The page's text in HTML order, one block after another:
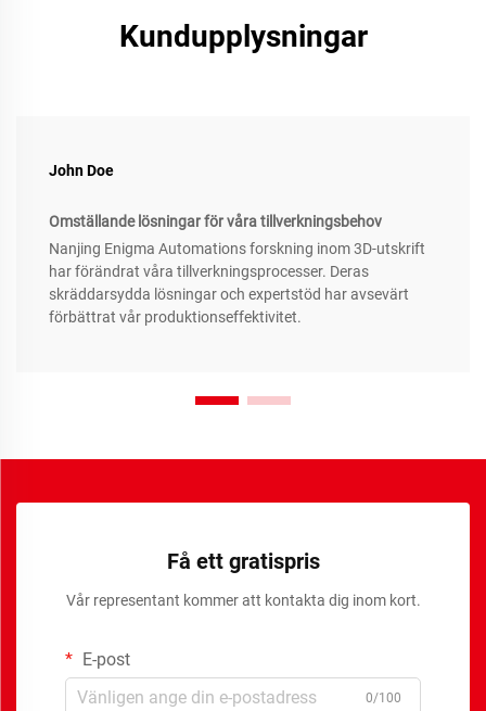
Kundupplysningar
John Doe
Omställande lösningar för våra tillverkningsbehov
Nanjing Enigma Automations forskning inom 3D-utskrift
har förändrat våra tillverkningsprocesser. Deras
skräddarsydda lösningar och expertstöd har avsevärt
förbättrat vår produktionseffektivitet.
Få ett gratispris
Vår representant kommer att kontakta dig inom kort.
E-post
0/100